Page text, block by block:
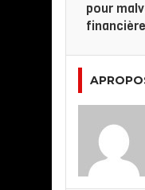
pour